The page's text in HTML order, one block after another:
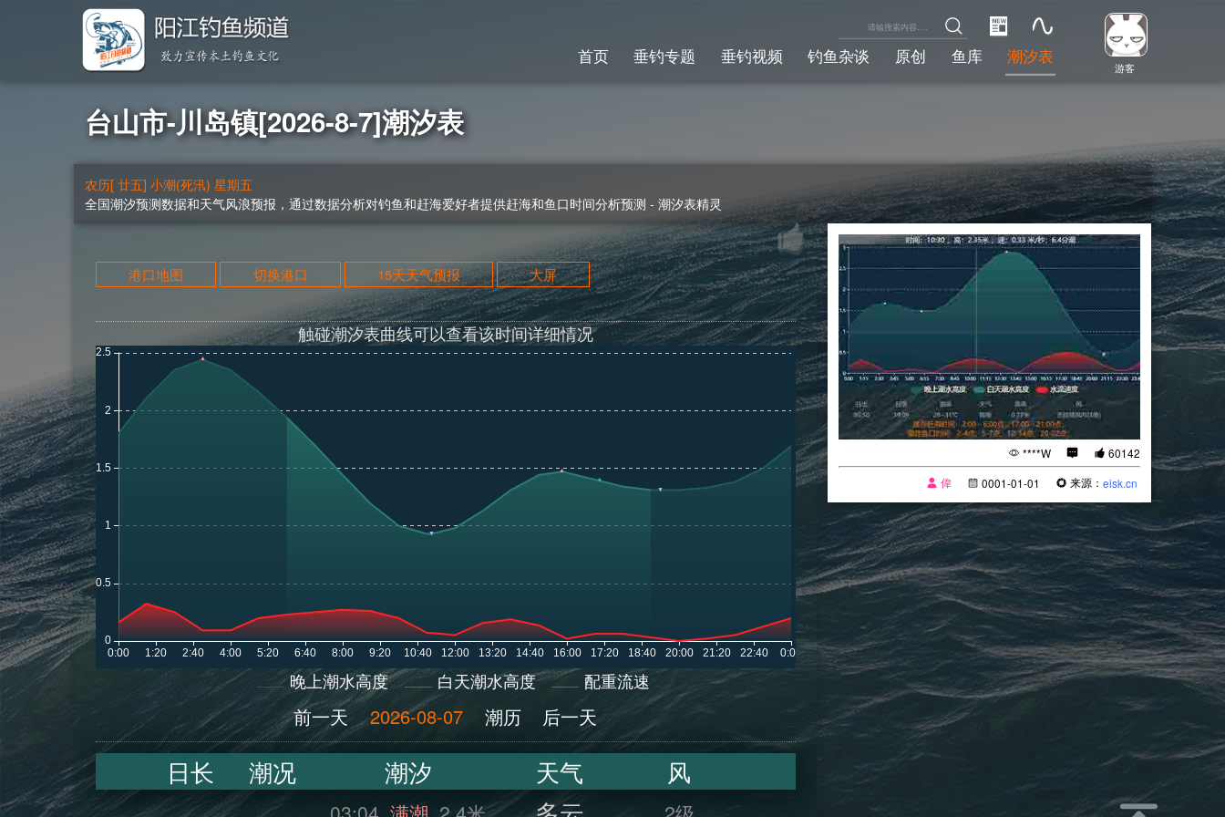
游客
首页 垂钓专题 垂钓视频 钓鱼杂谈 原创 鱼库 潮汐表
台山市-川岛镇[2026-8-7]潮汐表
农历[ 廿五] 小潮(死汛) 星期五
全国潮汐预测数据和天气风浪预报，通过数据分析对钓鱼和赶海爱好者提供赶海和鱼口时间分析预测 - 潮汐表精灵
港口地图 切换港口 15天天气预报 大屏
触碰潮汐表曲线可以查看该时间详细情况
晚上潮水高度 白天潮水高度 配重流速
前一天 2026-08-07 潮历 后一天
日长 潮况 潮汐 天气 风
****W
60142
偉
0001-01-01 来源：eisk.cn